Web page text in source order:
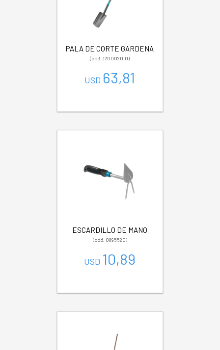
PALA DE CORTE GARDENA
(cód. 1700020.0)
USD 63,81
ESCARDILLO DE MANO
(cód. 0895520)
USD 10,89